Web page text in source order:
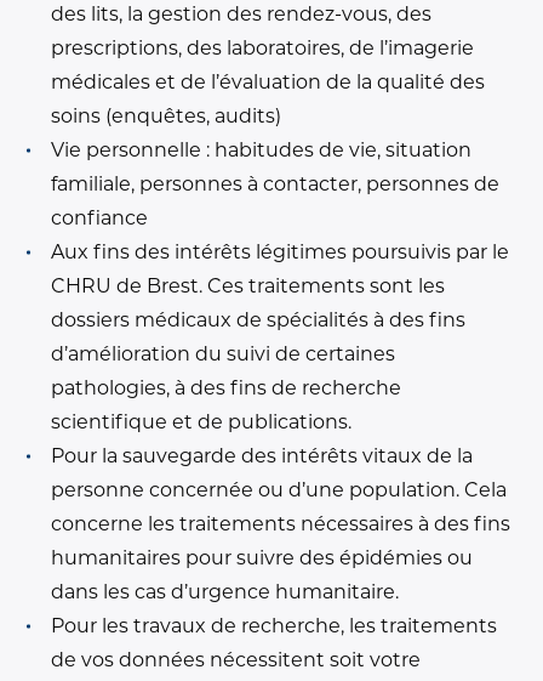
des lits, la gestion des rendez-vous, des
prescriptions, des laboratoires, de l’imagerie
médicales et de l’évaluation de la qualité des
soins (enquêtes, audits)
Vie personnelle : habitudes de vie, situation
familiale, personnes à contacter, personnes de
confiance
Aux fins des intérêts légitimes poursuivis par le
CHRU de Brest. Ces traitements sont les
dossiers médicaux de spécialités à des fins
d’amélioration du suivi de certaines
pathologies, à des fins de recherche
scientifique et de publications.
Pour la sauvegarde des intérêts vitaux de la
personne concernée ou d’une population. Cela
concerne les traitements nécessaires à des fins
humanitaires pour suivre des épidémies ou
dans les cas d’urgence humanitaire.
Pour les travaux de recherche, les traitements
de vos données nécessitent soit votre